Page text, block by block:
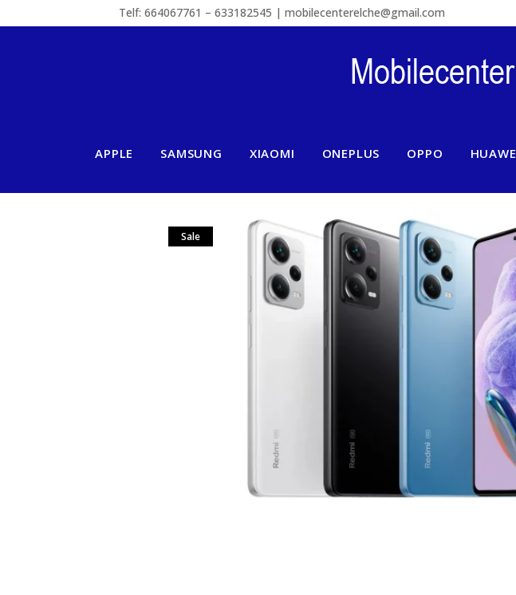
Telf: 664067761 – 633182545 | mobilecenterelche@gmail.com
APPLE SAMSUNG XIAOMI ONEPLUS OPPO
Sale